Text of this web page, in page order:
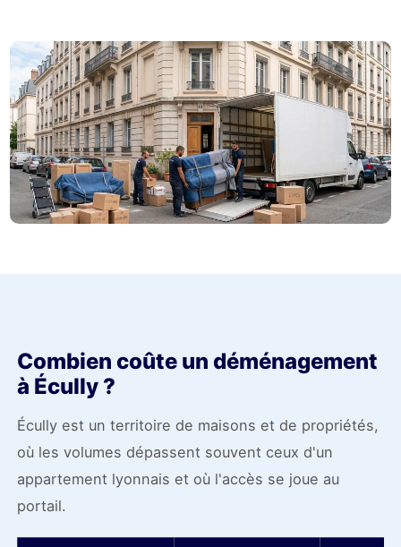
Combien coûte un déménagement
à Écully ?
Écully est un territoire de maisons et de propriétés,
où les volumes dépassent souvent ceux d'un
appartement lyonnais et où l'accès se joue au
portail.